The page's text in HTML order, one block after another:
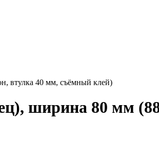
втулка 40 мм, съёмный клей)
ширина 80 мм